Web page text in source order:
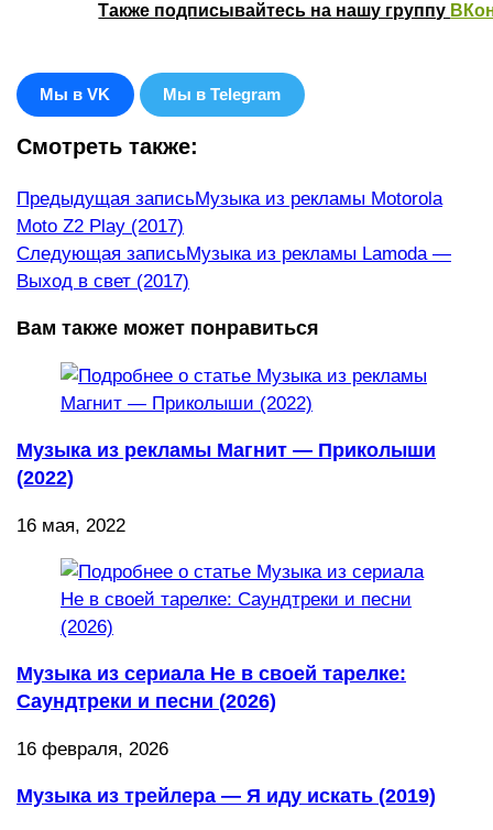
Также подписывайтесь на нашу группу
Мы в VK Мы в Telegram
Смотреть также:
Еще
статьи
Предыдущая записьМузыка из рекламы Motorola
Moto Z2 Play (2017)
Следующая записьМузыка из рекламы Lamoda —
Выход в свет (2017)
Вам также может понравиться
Музыка из рекламы Магнит — Приколыши
(2022)
16 мая, 2022
Музыка из сериала Не в своей тарелке:
Саундтреки и песни (2026)
16 февраля, 2026
Музыка из трейлера — Я иду искать (2019)